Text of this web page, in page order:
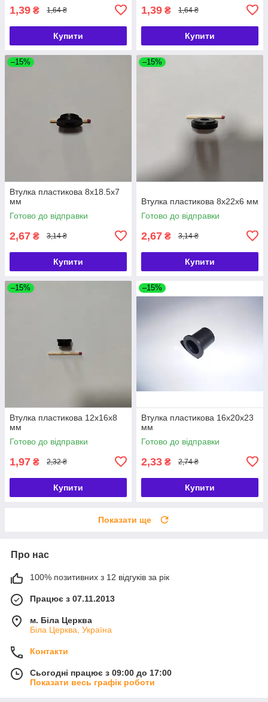
1,39 ₴ 1,64 ₴
Купити
1,39 ₴ 1,64 ₴
Купити
–15%
Втулка пластикова 8х18.5х7
мм
Готово до відправки
2,67 ₴ 3,14 ₴
Купити
–15%
Втулка пластикова 8х22х6 мм
Готово до відправки
2,67 ₴ 3,14 ₴
Купити
–15%
Втулка пластикова 12х16х8
мм
Готово до відправки
1,97 ₴ 2,32 ₴
Купити
–15%
Втулка пластикова 16х20х23
мм
Готово до відправки
2,33 ₴ 2,74 ₴
Купити
Показати ще
Про нас
100% позитивних з 12 відгуків за рік
Працює з 07.11.2013
м. Біла Церква
Біла Церква, Україна
Контакти
Сьогодні працює з 09:00 до 17:00
Показати весь графік роботи